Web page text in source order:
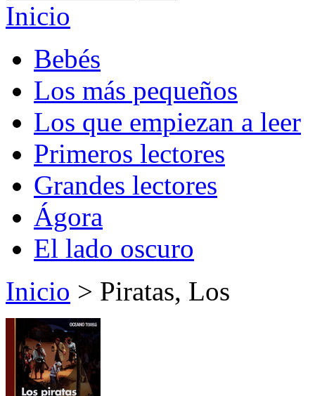
Inicio
Bebés
Los más pequeños
Los que empiezan a leer
Primeros lectores
Grandes lectores
Ágora
El lado oscuro
Inicio > Piratas, Los